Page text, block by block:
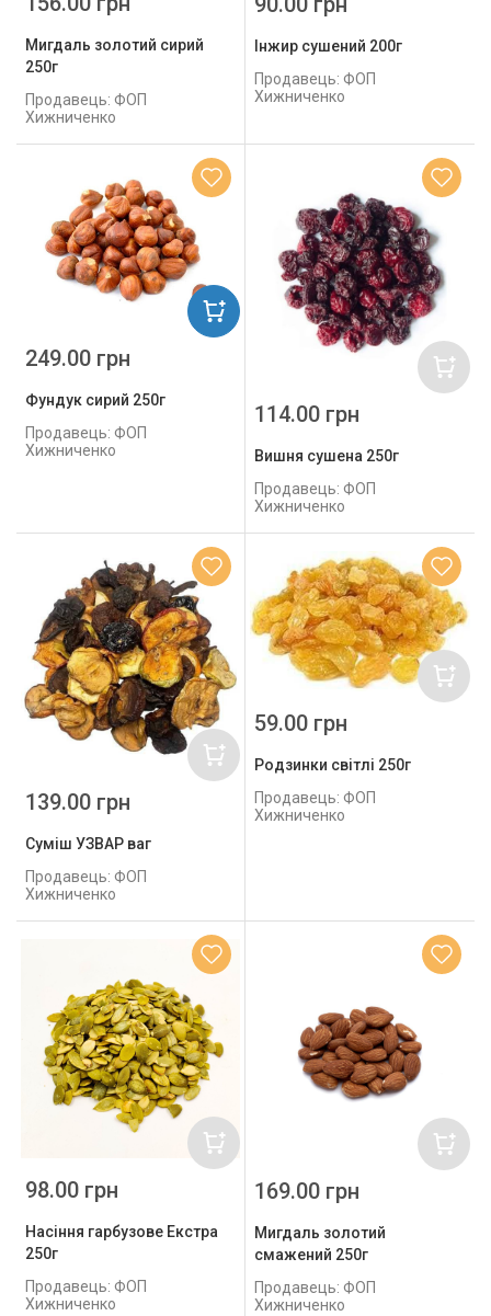
Мигдаль золотий сирий
250г
Продавець: ФОП
Хижниченко
Інжир сушений 200г
Продавець: ФОП
Хижниченко
Фундук сирий 250г
Продавець: ФОП
Хижниченко
249.00 грн
Вишня сушена 250г
Продавець: ФОП
Хижниченко
114.00 грн
Суміш УЗВАР ваг
Продавець: ФОП
Хижниченко
139.00 грн
Родзинки світлі 250г
Продавець: ФОП
Хижниченко
59.00 грн
Насіння гарбузове Екстра
250г
Продавець: ФОП
Хижниченко
98.00 грн
Мигдаль золотий
смажений 250г
Продавець: ФОП
Хижниченко
169.00 грн